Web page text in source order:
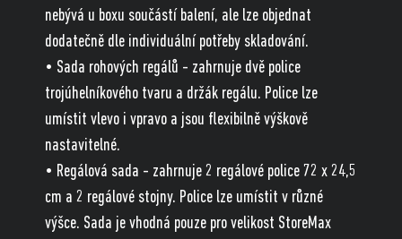
nebývá u boxu součástí balení, ale lze objednat
dodatečně dle individuální potřeby skladování.
• Sada rohových regálů - zahrnuje dvě police
trojúhelníkového tvaru a držák regálu. Police lze
umístit vlevo i vpravo a jsou flexibilně výškově
nastavitelné.
• Regálová sada - zahrnuje 2 regálové police 72 x 24,5
cm a 2 regálové stojny. Police lze umístit v různé
výšce. Sada je vhodná pouze pro velikost StoreMax